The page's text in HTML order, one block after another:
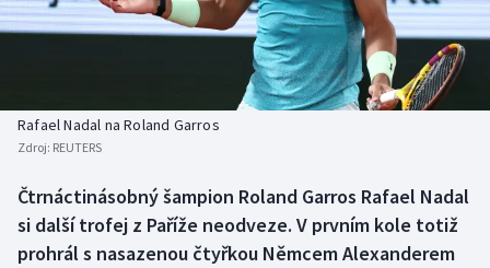
Basketbal
Boby a skeleton
Box
Curling
Historické návraty
AZ kvíz
Rafael Nadal na Roland Garros
Zdroj: REUTERS
Čtrnáctinásobný šampion Roland Garros Rafael Nadal
si další trofej z Paříže neodveze. V prvním kole totiž
prohrál s nasazenou čtyřkou Němcem Alexanderem